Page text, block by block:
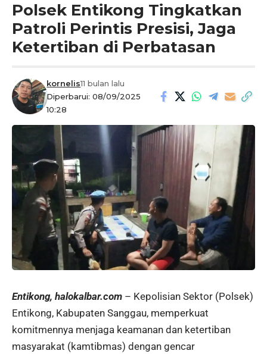
Polsek Entikong Tingkatkan
Patroli Perintis Presisi, Jaga
Ketertiban di Perbatasan
Diperbarui: 08/09/2025
10:28
kornelis11 bulan lalu
Entikong, halokalbar.com – Kepolisian Sektor (Polsek)
Entikong, Kabupaten Sanggau, memperkuat
komitmennya menjaga keamanan dan ketertiban
masyarakat (kamtibmas) dengan gencar